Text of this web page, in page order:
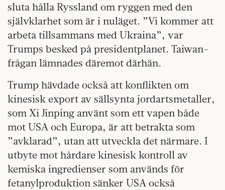
sluta hålla Ryssland om ryggen med den
självklarhet som är i nuläget. ”Vi kommer att
arbeta tillsammans med Ukraina”, var
Trumps besked på presidentplanet. Taiwan-
frågan lämnades däremot därhän.
Trump hävdade också att konflikten om
kinesisk export av sällsynta jordartsmetaller,
som Xi Jinping använt som ett vapen både
mot USA och Europa, är att betrakta som
”avklarad”, utan att utveckla det närmare. I
utbyte mot hårdare kinesisk kontroll av
kemiska ingredienser som används för
fetanylproduktion sänker USA också